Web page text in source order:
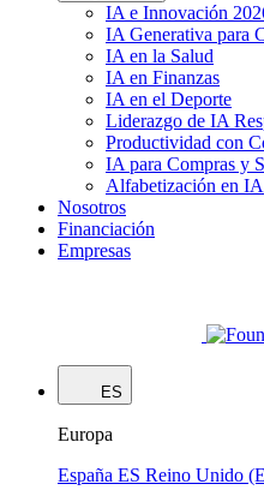
IA e Innovación
IA Generativa para
IA en la Salud
IA en Finanzas
IA en el Deporte
Liderazgo de IA
Productividad con
IA para Compras y
Alfabetización en IA
Nosotros
Financiación
Empresas
ES
Europa
España ES Reino Unido